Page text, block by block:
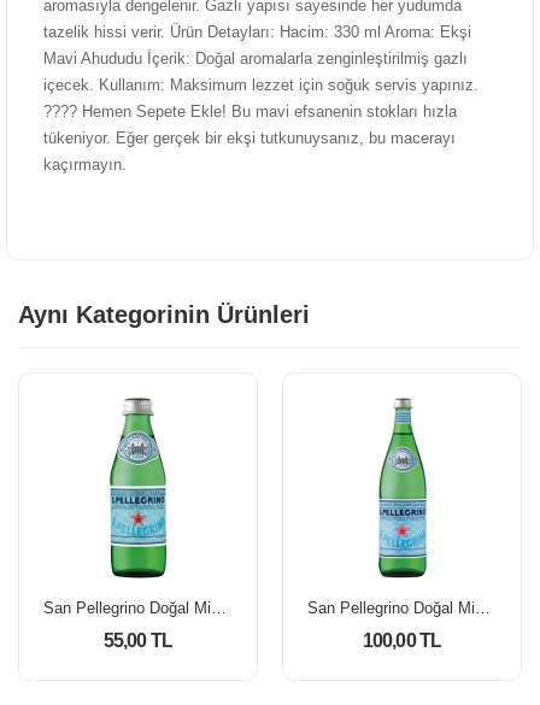
aromasıyla dengelenir. Gazlı yapısı sayesinde her yudumda
tazelik hissi verir. Ürün Detayları: Hacim: 330 ml Aroma: Ekşi
Mavi Ahududu İçerik: Doğal aromalarla zenginleştirilmiş gazlı
içecek. Kullanım: Maksimum lezzet için soğuk servis yapınız.
???? Hemen Sepete Ekle! Bu mavi efsanenin stokları hızla
tükeniyor. Eğer gerçek bir ekşi tutkunuysanız, bu macerayı
kaçırmayın.
Aynı Kategorinin Ürünleri
San Pellegrino Doğal Mineralli Su 250 Ml
55,00 TL
San Pellegrino Doğal Mineralli Su 750 Ml
100,00 TL